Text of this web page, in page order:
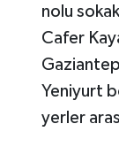
nolu
Cafer
Yeniyurt
yerler